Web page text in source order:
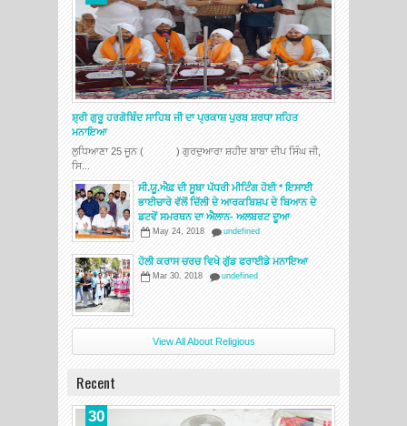
ਸ਼੍ਰੀ ਗੁਰੂ ਹਰਗੋਬਿੰਦ ਸਾਹਿਬ ਜੀ ਦਾ ਪ੍ਰਕਾਸ਼ ਪੁਰਬ ਸ਼ਰਧਾ ਸਹਿਤ
ਮਨਾਇਆ
ਲੁਧਿਆਣਾ 25 ਜੂਨ ( ) ਗੁਰਦੁਆਰਾ ਸ਼ਹੀਦ ਬਾਬਾ ਦੀਪ ਸਿੰਘ ਜੀ,
ਸਿ...
ਸੀ.ਯੂ.ਐਫ਼ ਦੀ ਸੂਬਾ ਪੱਧਰੀ ਮੀਟਿੰਗ ਹੋਈ * ਇਸਾਈ
ਭਾਈਚਾਰੇ ਵੱਲੋਂ ਦਿੱਲੀ ਦੇ ਆਰਕਬਿਸ਼ਪ ਦੇ ਬਿਆਨ ਦੇ
ਡਟਵੇਂ ਸਮਰਥਨ ਦਾ ਐਲਾਨ- ਅਲਬਰਟ ਦੂਆ
May 24, 2018 undefined
ਹੋਲੀ ਕਰਾਸ ਚਰਚ ਵਿਖੇ ਗੁੱਡ ਫਰਾਈਡੇ ਮਨਾਇਆ
Mar 30, 2018 undefined
View All About Religious
Recent
30